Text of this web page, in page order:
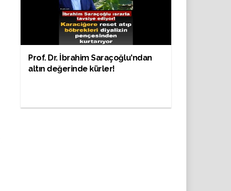
Prof. Dr. İbrahim Saraçoğlu'ndan
altın değerinde kürler!